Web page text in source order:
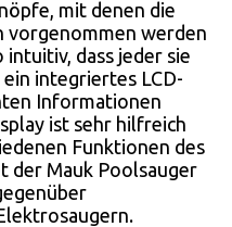
mit denen die
werden
intuitiv, dass jeder sie
integriertes LCD-
Informationen
ist sehr hilfreich
Funktionen des
der Mauk Poolsauger